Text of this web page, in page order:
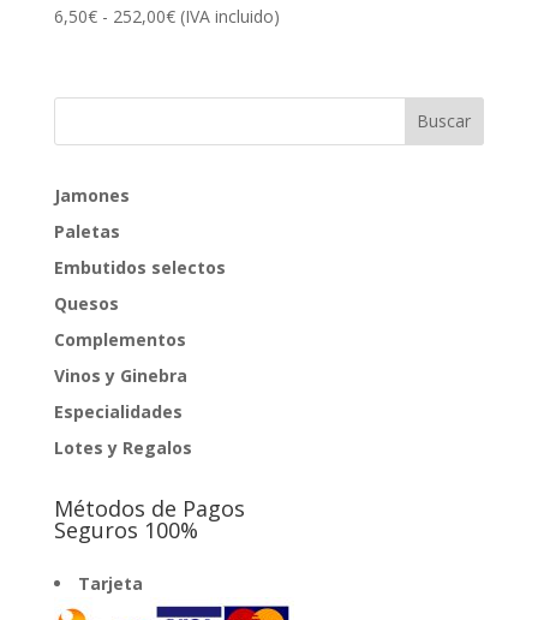
6,50€ - 252,00€Rango
desde
(IVA incluido)
Jamones
Paletas
Embutidos selectos
Quesos
Complementos
Vinos y Ginebra
Especialidades
Lotes y Regalos
Métodos de Pagos
Seguros 100%
Tarjeta